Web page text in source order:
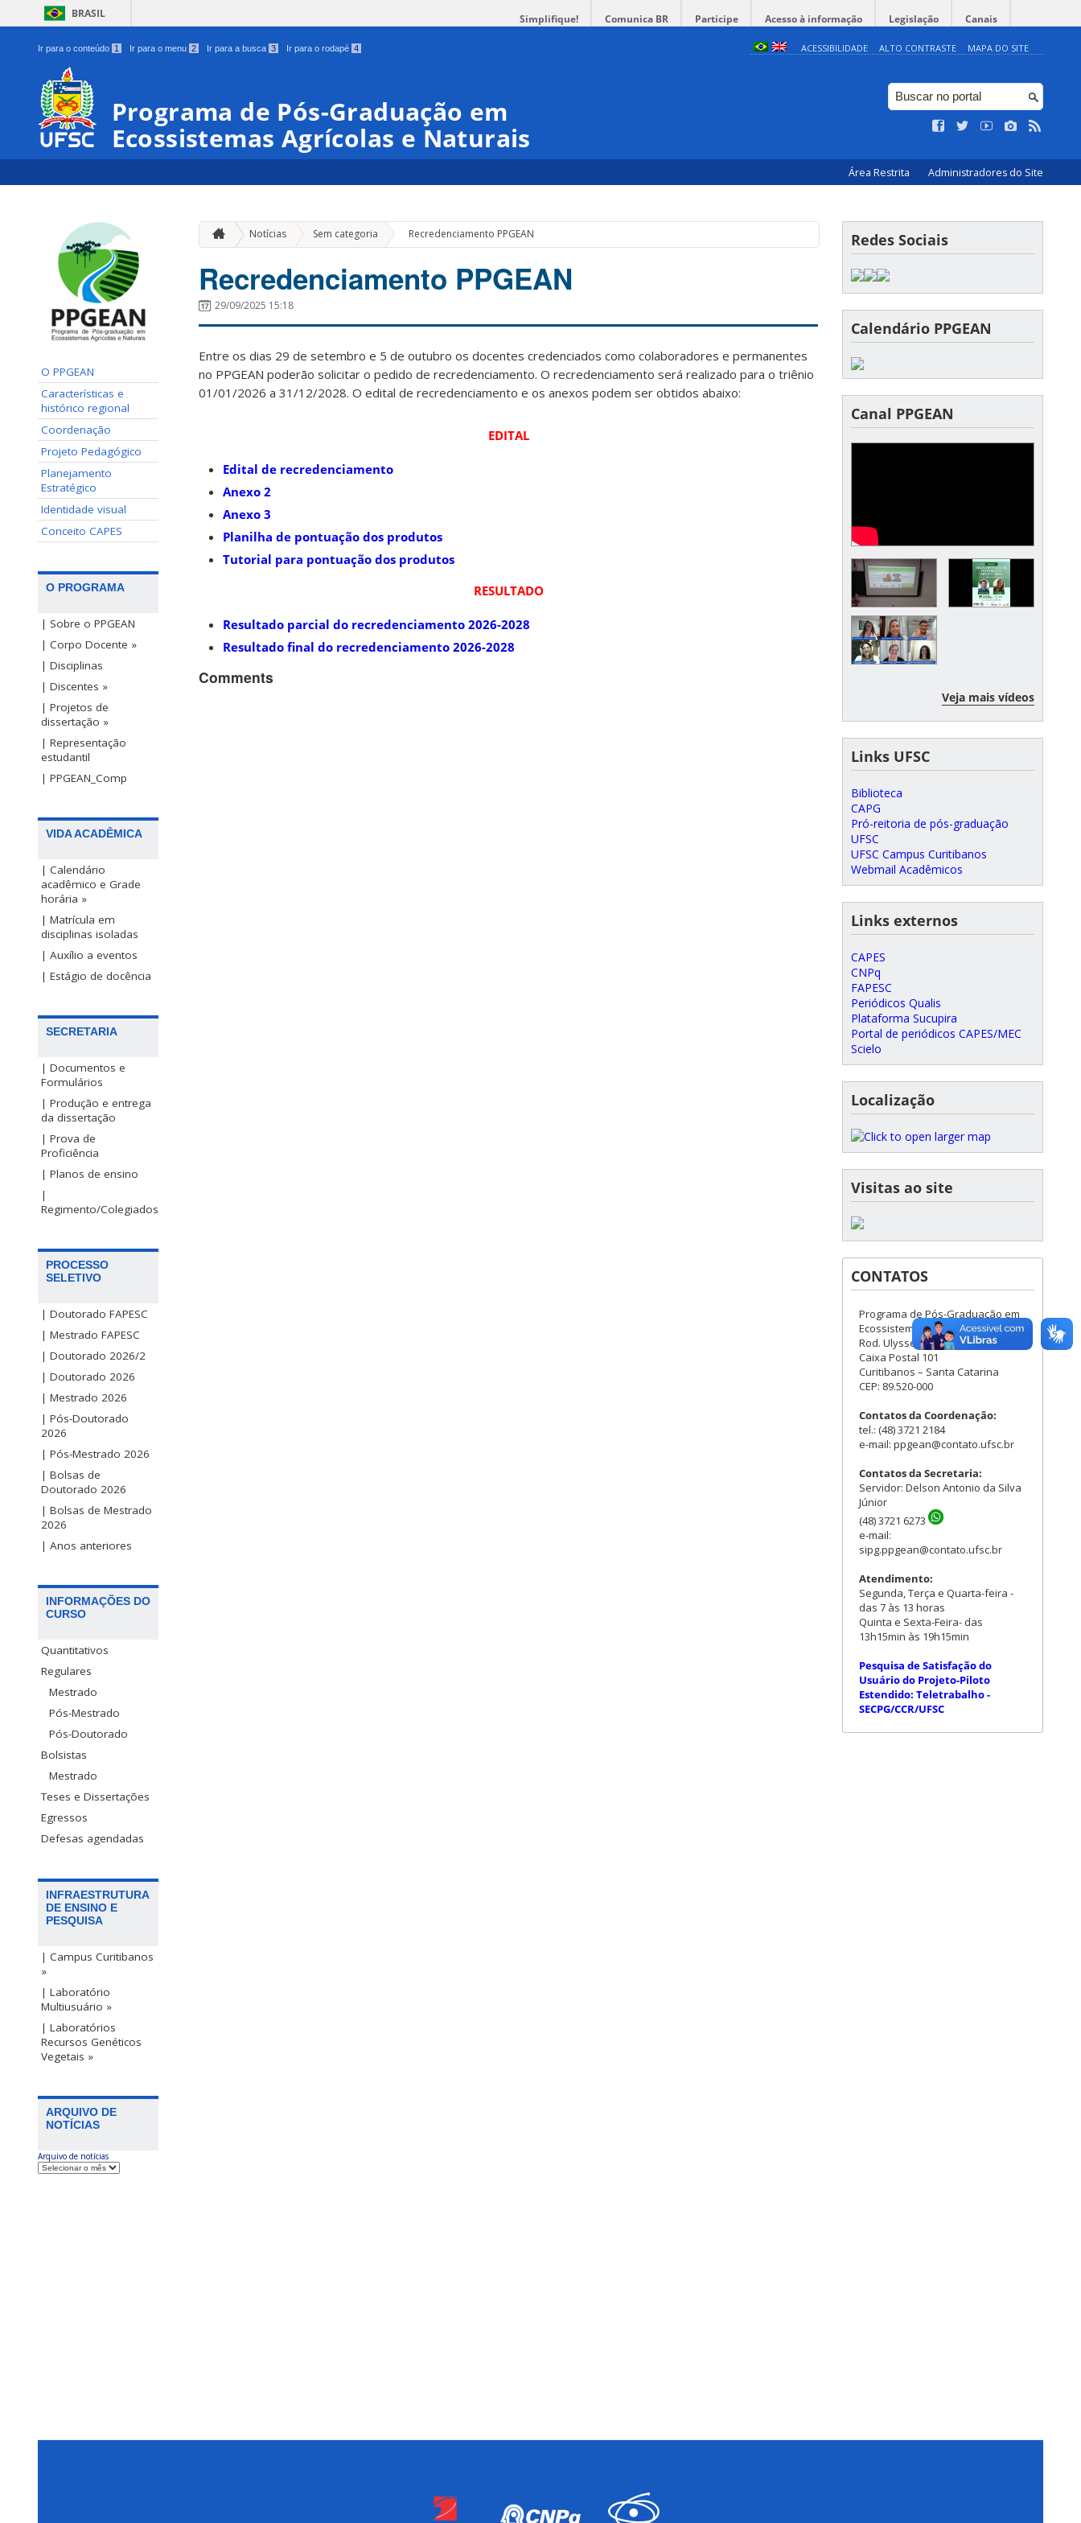
BRASIL Simplifique! Comunica BR Participe Acesso à informação Legislação Canais
Ir para o conteúdo 1 Ir para o menu 2 Ir para a busca 3 Ir para o rodapé 4 ACESSIBILIDADE ALTO CONTRASTE MAPA DO SITE
Programa de Pós-Graduação em
Ecossistemas Agrícolas e Naturais
Área Restrita Administradores do Site
O PPGEAN
Características e
histórico regional
Coordenação
Projeto Pedagógico
Planejamento
Estratégico
Identidade visual
Conceito CAPES
O PROGRAMA
| Sobre o PPGEAN
| Corpo Docente »
| Disciplinas
| Discentes »
| Projetos de
dissertação »
| Representação
estudantil
| PPGEAN_Comp
VIDA ACADÊMICA
| Calendário
acadêmico e Grade
horária »
| Matrícula em
disciplinas isoladas
| Auxílio a eventos
| Estágio de docência
SECRETARIA
| Documentos e
Formulários
| Produção e entrega
da dissertação
| Prova de
Proficiência
| Planos de ensino
|
Regimento/Colegiados
PROCESSO
SELETIVO
| Doutorado FAPESC
| Mestrado FAPESC
| Doutorado 2026/2
| Doutorado 2026
| Mestrado 2026
| Pós-Doutorado
2026
| Pós-Mestrado 2026
| Bolsas de
Doutorado 2026
| Bolsas de Mestrado
2026
| Anos anteriores
INFORMAÇÕES DO
CURSO
Quantitativos
Regulares
Mestrado
Pós-Mestrado
Pós-Doutorado
Bolsistas
Mestrado
Teses e Dissertações
Egressos
Defesas agendadas
INFRAESTRUTURA
DE ENSINO E
PESQUISA
| Campus Curitibanos
»
| Laboratório
Multiusuário »
| Laboratórios
Recursos Genéticos
Vegetais »
ARQUIVO DE
NOTÍCIAS
Arquivo de notícias
Notícias Sem categoria » Recredenciamento PPGEAN
Recredenciamento PPGEAN
29/09/2025 15:18
Entre os dias 29 de setembro e 5 de outubro os docentes credenciados como colaboradores e permanentes
no PPGEAN poderão solicitar o pedido de recredenciamento. O recredenciamento será realizado para o triênio
01/01/2026 a 31/12/2028. O edital de recredenciamento e os anexos podem ser obtidos abaixo:
EDITAL
Edital de recredenciamento
Anexo 2
Anexo 3
Planilha de pontuação dos produtos
Tutorial para pontuação dos produtos
RESULTADO
Resultado parcial do recredenciamento 2026-2028
Resultado final do recredenciamento 2026-2028
Comments
Redes Sociais
Calendário PPGEAN
Canal PPGEAN
Veja mais vídeos
Links UFSC
Biblioteca
CAPG
Pró-reitoria de pós-graduação
UFSC
UFSC Campus Curitibanos
Webmail Acadêmicos
Links externos
CAPES
CNPq
FAPESC
Periódicos Qualis
Plataforma Sucupira
Portal de periódicos CAPES/MEC
Scielo
Localização
Visitas ao site
CONTATOS
Programa de Pós-Graduação em
Ecossistemas Agrícolas e Naturais
Rod. Ulysses Gaboardi, Km 3
Caixa Postal 101
Curitibanos – Santa Catarina
CEP: 89.520-000
Contatos da Coordenação:
tel.: (48) 3721 2184
e-mail: ppgean@contato.ufsc.br
Contatos da Secretaria:
Servidor: Delson Antonio da Silva
Júnior
(48) 3721 6273
e-mail:
sipg.ppgean@contato.ufsc.br
Atendimento:
Segunda, Terça e Quarta-feira -
das 7 às 13 horas
Quinta e Sexta-Feira- das
13h15min às 19h15min
Pesquisa de Satisfação do
Usuário do Projeto-Piloto
Estendido: Teletrabalho -
SECPG/CCR/UFSC